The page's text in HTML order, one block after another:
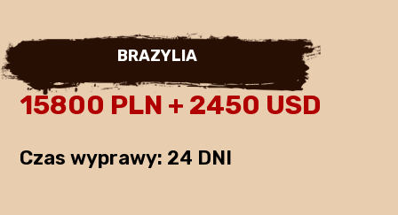
BRAZYLIA
15800 PLN + 2450 USD
Czas wyprawy: 24 DNI